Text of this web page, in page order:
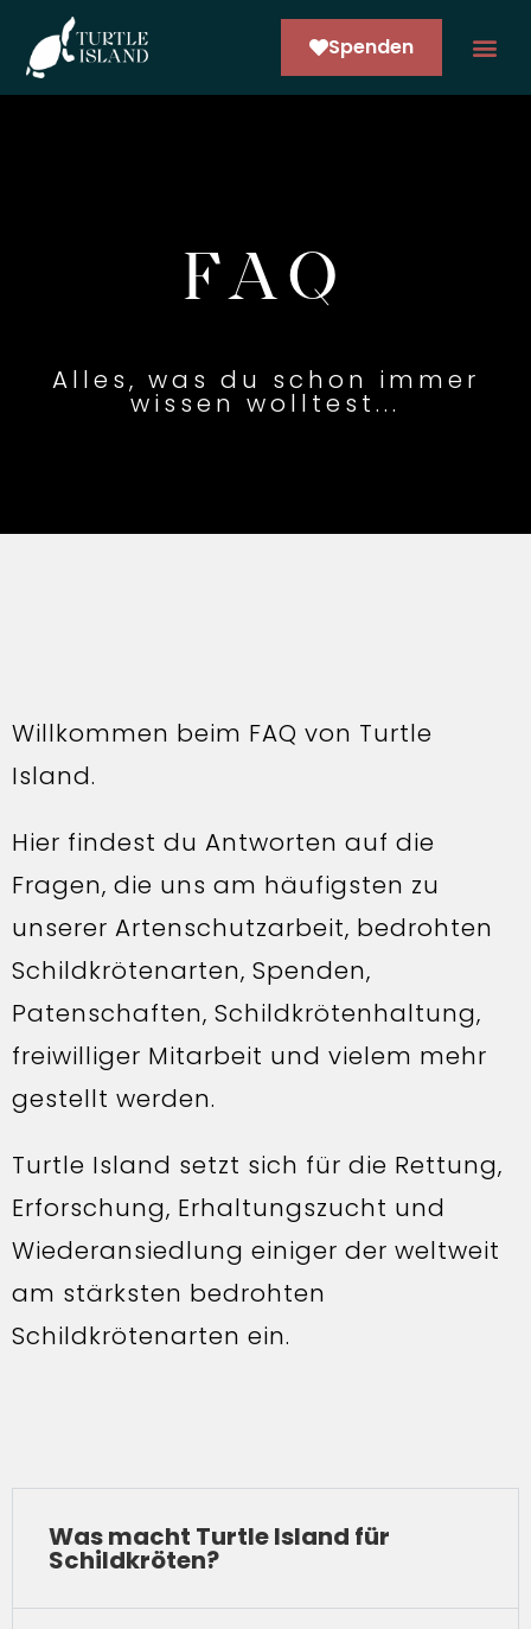
Spenden
FAQ
Alles, was du schon immer
wissen wolltest...
Willkommen beim FAQ von Turtle
Island.
Hier findest du Antworten auf die
Fragen, die uns am häufigsten zu
unserer Artenschutzarbeit, bedrohten
Schildkrötenarten, Spenden,
Patenschaften, Schildkrötenhaltung,
freiwilliger Mitarbeit und vielem mehr
gestellt werden.
Turtle Island setzt sich für die Rettung,
Erforschung, Erhaltungszucht und
Wiederansiedlung einiger der weltweit
am stärksten bedrohten
Schildkrötenarten ein.
Was macht Turtle Island für
Schildkröten?